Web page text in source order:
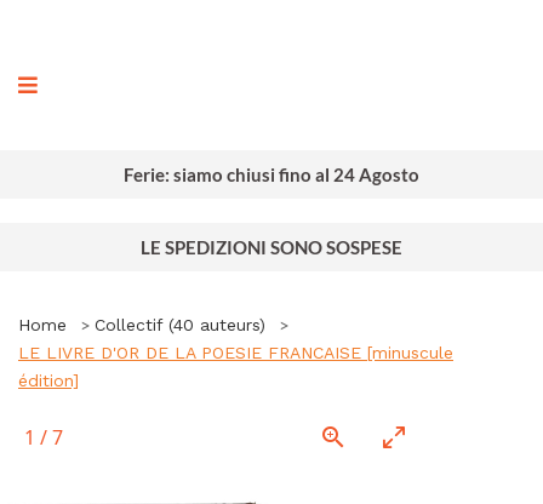
Ferie: siamo chiusi fino al 24 Agosto
LE SPEDIZIONI SONO SOSPESE
Home
Collectif (40 auteurs)
LE LIVRE D'OR DE LA POESIE FRANCAISE [minuscule
édition]
1 /7